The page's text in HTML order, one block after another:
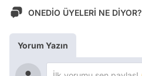
ONEDİO ÜYELERİ NE DİYOR?
Yorum Yazın